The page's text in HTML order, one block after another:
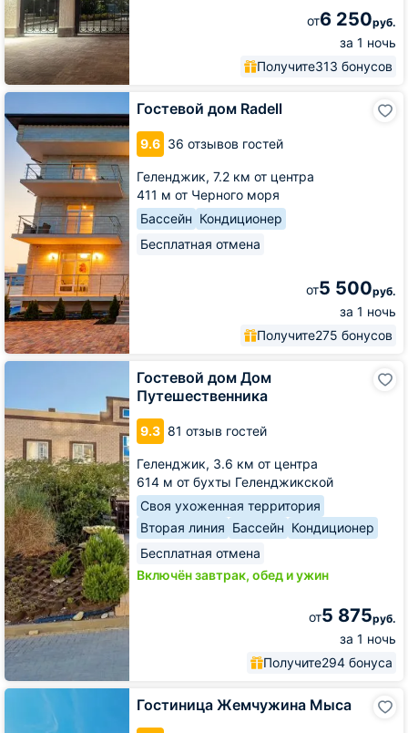
от6 250руб.
за 1 ночь
Получите313 бонусов
Гостевой дом Radell
9.6 36 отзывов гостей
Геленджик, 7.2 км от центра
411 м от Черного моря
Бассейн Кондиционер
Бесплатная отмена
от5 500руб.
за 1 ночь
Получите275 бонусов
Гостевой
дом
Radell
Гостевой дом Дом
Путешественника
9.3 81 отзыв гостей
Геленджик, 3.6 км от центра
614 м от бухты Геленджикской
Своя ухоженная территория
Вторая линия Бассейн Кондиционер
Бесплатная отмена
Включён завтрак, обед и ужин
от5 875руб.
за 1 ночь
Получите294 бонуса
Гостевой
Путешественника
Гостиница Жемчужина Мыса
Гостиница